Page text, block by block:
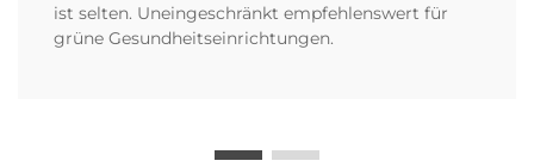
ist selten. Uneingeschränkt empfehlenswert für
grüne Gesundheitseinrichtungen.